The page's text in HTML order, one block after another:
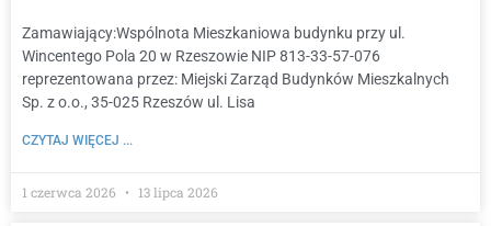
Zamawiający:Wspólnota Mieszkaniowa budynku przy ul.
Wincentego Pola 20 w Rzeszowie NIP 813-33-57-076
reprezentowana przez: Miejski Zarząd Budynków Mieszkalnych
Sp. z o.o., 35-025 Rzeszów ul. Lisa
CZYTAJ WIĘCEJ ...
1 czerwca 2026 13 lipca 2026